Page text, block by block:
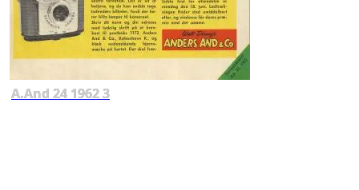
A.And 24 1962 3